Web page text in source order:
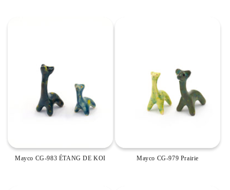
Mayco CG-983 ÉTANG DE KOI Mayco CG-979 Prairie